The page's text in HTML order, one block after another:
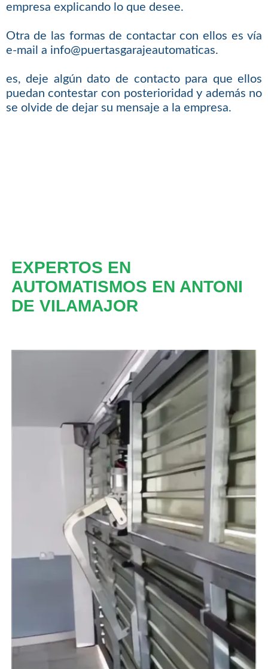
empresa explicando lo que desee.
Otra de las formas de contactar con ellos es vía
e-mail a info@puertasgarajeautomaticas.
es, deje algún dato de contacto para que ellos
puedan contestar con posterioridad y además no
se olvide de dejar su mensaje a la empresa.
EXPERTOS EN
AUTOMATISMOS EN ANTONI
DE VILAMAJOR